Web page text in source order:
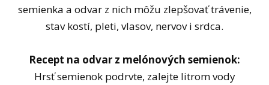
semienka a odvar z nich môžu zlepšovať trávenie,
stav kostí, pleti, vlasov, nervov i srdca.
Recept na odvar z melónových semienok:
Hrsť semienok podrvte, zalejte litrom vody